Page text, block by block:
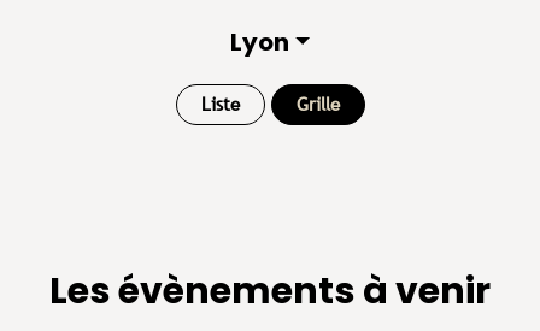
Lyon
Liste Grille
Les évènements à venir